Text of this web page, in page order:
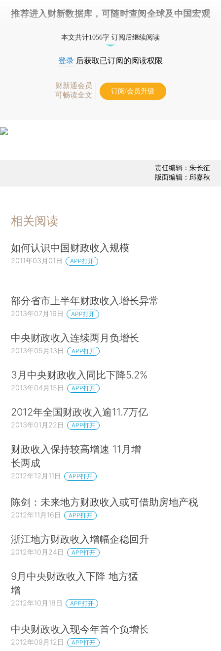
推荐进入 财新数据库 ，可随时查阅全球及中国宏观
本文共计1056字 订阅后继续阅读
登录 后获取已订阅的阅读权限
财新通会员
可畅读全文
订阅/会员升级
责任编辑：朱长征
版面编辑：邱嘉秋
相关阅读
如何认识中国财政收入规模
2011年03月01日 APP打开
部分省市上半年财政收入增长异常
2013年07月16日 APP打开
中央财政收入连续两月负增长
2013年05月13日 APP打开
3月中央财政收入同比下降5.2%
2013年04月15日 APP打开
2012年全国财政收入逾11.7万亿
2013年01月22日 APP打开
财政收入保持较高增速 11月增
长两成
2012年12月11日 APP打开
陈剑：未来地方财政收入或可借助房地产税
2012年11月16日 APP打开
浙江地方财政收入增幅企稳回升
2012年10月24日 APP打开
9月中央财政收入下降 地方猛
增
2012年10月18日 APP打开
中央财政收入现今年首个负增长
2012年09月12日 APP打开